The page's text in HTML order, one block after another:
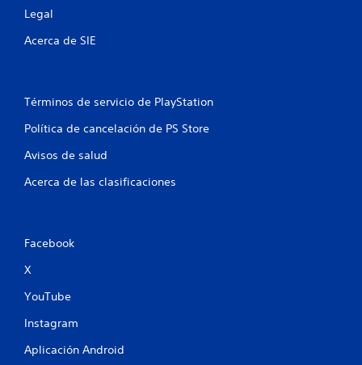
Legal
Acerca de SIE
Términos de servicio de PlayStation
Política de cancelación de PS Store
Avisos de salud
Acerca de las clasificaciones
Facebook
X
YouTube
Instagram
Aplicación Android